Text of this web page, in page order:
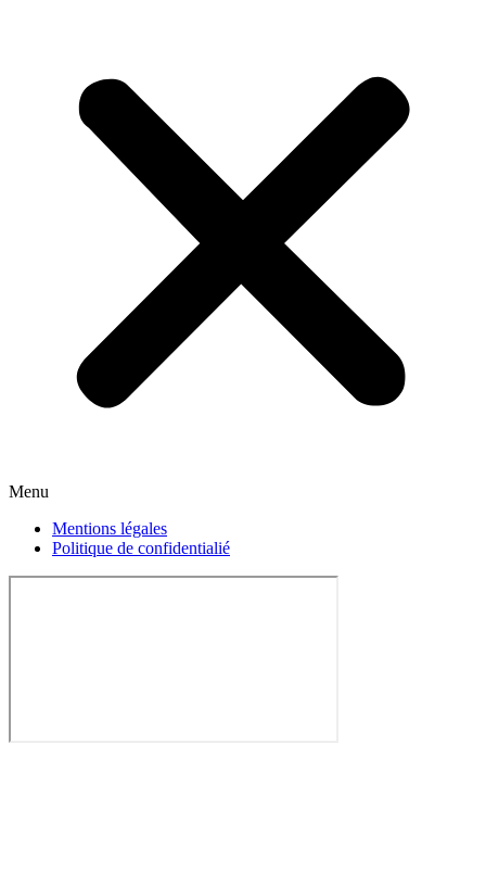
Menu
Mentions légales
Politique de confidentialié